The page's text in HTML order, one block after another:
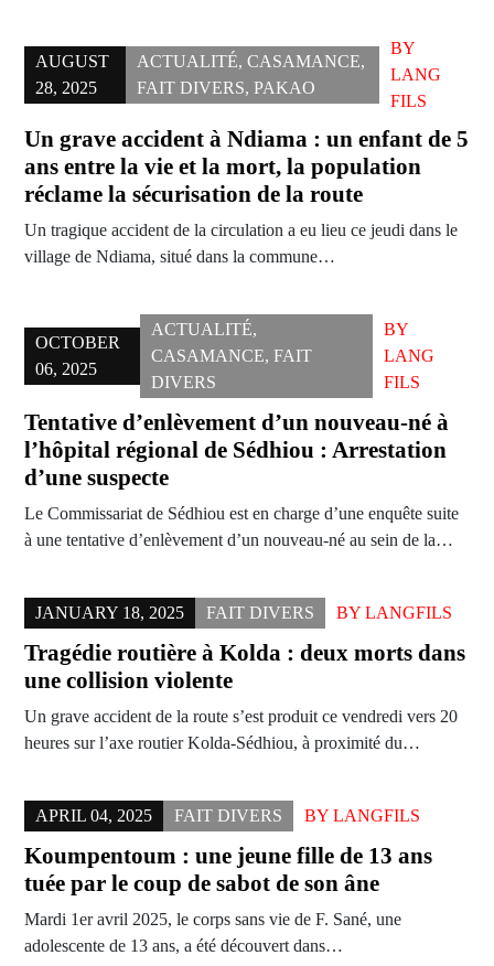
AUGUST
28, 2025
ACTUALITÉ, CASAMANCE,
FAIT DIVERS, PAKAO
BY
LANG
FILS
Un grave accident à Ndiama : un enfant de 5
ans entre la vie et la mort, la population
réclame la sécurisation de la route
Un tragique accident de la circulation a eu lieu ce jeudi dans le
village de Ndiama, situé dans la commune…
OCTOBER
06, 2025
ACTUALITÉ,
CASAMANCE, FAIT
DIVERS
BY
LANG
FILS
Tentative d’enlèvement d’un nouveau-né à
l’hôpital régional de Sédhiou : Arrestation
d’une suspecte
Le Commissariat de Sédhiou est en charge d’une enquête suite
à une tentative d’enlèvement d’un nouveau-né au sein de la…
JANUARY 18, 2025 FAIT DIVERS BY LANGFILS
Tragédie routière à Kolda : deux morts dans
une collision violente
Un grave accident de la route s’est produit ce vendredi vers 20
heures sur l’axe routier Kolda-Sédhiou, à proximité du…
APRIL 04, 2025 FAIT DIVERS BY LANGFILS
Koumpentoum : une jeune fille de 13 ans
tuée par le coup de sabot de son âne
Mardi 1er avril 2025, le corps sans vie de F. Sané, une
adolescente de 13 ans, a été découvert dans…